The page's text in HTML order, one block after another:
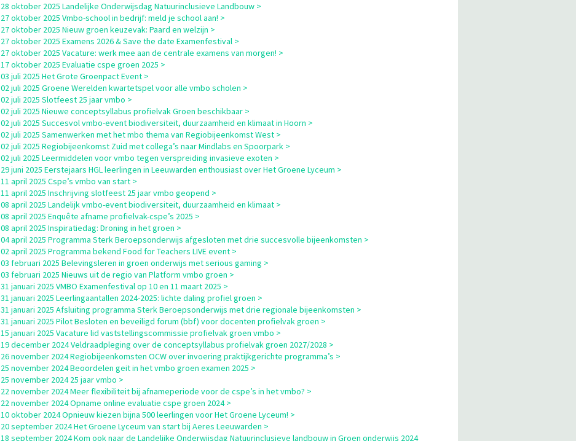
28 oktober 2025 Landelijke Onderwijsdag Natuurinclusieve Landbouw >
27 oktober 2025 Vmbo-school in bedrijf: meld je school aan! >
27 oktober 2025 Nieuw groen keuzevak: Paard en welzijn >
27 oktober 2025 Examens 2026 & Save the date Examenfestival >
27 oktober 2025 Vacature: werk mee aan de centrale examens van morgen! >
17 oktober 2025 Evaluatie cspe groen 2025 >
03 juli 2025 Het Grote Groenpact Event >
02 juli 2025 Groene Werelden kwartetspel voor alle vmbo scholen >
02 juli 2025 Slotfeest 25 jaar vmbo >
02 juli 2025 Nieuwe conceptsyllabus profielvak Groen beschikbaar >
02 juli 2025 Succesvol vmbo-event biodiversiteit, duurzaamheid en klimaat in Hoorn >
02 juli 2025 Samenwerken met het mbo thema van Regiobijeenkomst West >
02 juli 2025 Regiobijeenkomst Zuid met collega’s naar Mindlabs en Spoorpark >
02 juli 2025 Leermiddelen voor vmbo tegen verspreiding invasieve exoten >
29 juni 2025 Eerstejaars HGL leerlingen in Leeuwarden enthousiast over Het Groene Lyceum >
11 april 2025 Cspe’s vmbo van start >
11 april 2025 Inschrijving slotfeest 25 jaar vmbo geopend >
08 april 2025 Landelijk vmbo-event biodiversiteit, duurzaamheid en klimaat >
08 april 2025 Enquête afname profielvak-cspe’s 2025 >
08 april 2025 Inspiratiedag: Droning in het groen >
04 april 2025 Programma Sterk Beroepsonderwijs afgesloten met drie succesvolle bijeenkomsten >
02 april 2025 Programma bekend Food for Teachers LIVE event >
03 februari 2025 Belevingsleren in groen onderwijs met serious gaming >
03 februari 2025 Nieuws uit de regio van Platform vmbo groen >
31 januari 2025 VMBO Examenfestival op 10 en 11 maart 2025 >
31 januari 2025 Leerlingaantallen 2024-2025: lichte daling profiel groen >
31 januari 2025 Afsluiting programma Sterk Beroepsonderwijs met drie regionale bijeenkomsten >
31 januari 2025 Pilot Besloten en beveiligd forum (bbf) voor docenten profielvak groen >
15 januari 2025 Vacature lid vaststellingscommissie profielvak groen vmbo >
19 december 2024 Veldraadpleging over de conceptsyllabus profielvak groen 2027/2028 >
26 november 2024 Regiobijeenkomsten OCW over invoering praktijkgerichte programma’s >
25 november 2024 Beoordelen geit in het vmbo groen examen 2025 >
25 november 2024 25 jaar vmbo >
22 november 2024 Meer flexibiliteit bij afnameperiode voor de cspe’s in het vmbo? >
22 november 2024 Opname online evaluatie cspe groen 2024 >
10 oktober 2024 Opnieuw kiezen bijna 500 leerlingen voor Het Groene Lyceum! >
20 september 2024 Het Groene Lyceum van start bij Aeres Leeuwarden >
18 september 2024 Kom ook naar de Landelijke Onderwijsdag Natuurinclusieve landbouw in Groen onderwijs 2024